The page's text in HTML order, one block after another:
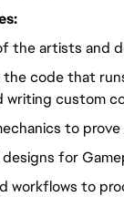
the artists and
the code that
writing custom
to
for
workflows to